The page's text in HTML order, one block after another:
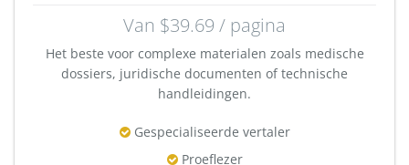
Van $39.69 / pagina
Het beste voor complexe materialen zoals medische
dossiers, juridische documenten of technische
handleidingen.
Gespecialiseerde vertaler
Proeflezer